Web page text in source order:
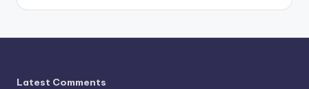
Latest Comments